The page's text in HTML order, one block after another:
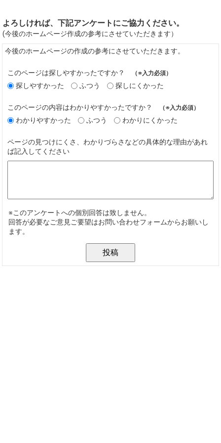
よろしければ、下記アンケートにご協力ください。
(今後のホームページ作成の参考にさせていただきます）
今後のホームページの作成の参考にさせていただきます。
このページは探しやすかったですか？ （※入力必須）
探しやすかった ふつう 探しにくかった
このページの内容はわかりやすかったですか？ （※入力必須）
わかりやすかった ふつう わかりにくかった
ページの見つけにくさ、わかりづらさなどの具体的な理由があれ
ば記入してください
※このアンケートへの個別回答は致しません。
回答が必要なご意見ご要望はお問い合わせフォームからお願いし
ます。